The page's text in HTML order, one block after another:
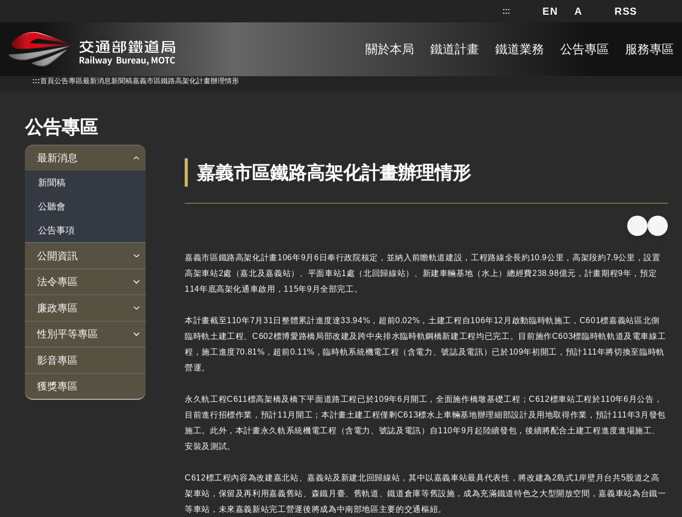
::: 網站地圖
EN A 局長信箱
RSS
關於本局 鐵道計畫 鐵道業務 公告專區 服務專區
:::首頁公告專區最新消息新聞稿嘉義市區鐵路高架化計畫辦理情形
公告專區
最新消息
新聞稿
公聽會
公告事項
公開資訊
主動公開政府資訊專區
法律及法規命令
解釋性規定及裁量基
準
政府機關資訊
行政指導有關文書
施政計畫、業務統計
及研究報告
個人資料保護專區
Open Data專區
出版品專區
雙語詞彙專區
生態檢核專區
用地取得行政透明專區
用地公告
用地法規
徵收案件資訊
臺鐵局撥入資產債務基金
專區
法令專區
法令查詢
解釋性規定及裁量基準
法令英譯徵集意見專區
訴願文件下載
相關實務判解
相關網站資源
廉政專區
揭弊者保護專區
廉政訊息
利益衝突迴避園地
公務員廉政倫理規範
公職人員財產申報園地
廉政檢舉管道
桃地計畫廉政平臺專網
桃地計畫
廉政平臺
啟動儀式及交流座談
性別平等專區
性別平等工作小組
宣傳事項
性別平等推動計畫
性別平等統計分析
性別平等影響評估
性騷擾防治
相關網站
影音專區
獲獎專區
嘉義市區鐵路高架化計畫辦理情形
嘉義市區鐵路高架化計畫106年9月6日奉行政院核定，並納入前瞻軌道建設，工程路線全長約10.9公里，高架段約7.9公里，設置
高架車站2處（嘉北及嘉義站）、平面車站1處（北回歸線站）、新建車輛基地（水上）總經費238.98億元，計畫期程9年，預定
114年底高架化通車啟用，115年9月全部完工。
本計畫截至110年7月31日整體累計進度達33.94%，超前0.02%，土建工程自106年12月啟動臨時軌施工，C601標嘉義站區北側
臨時軌土建工程、C602標博愛路橋局部改建及跨中央排水臨時軌鋼橋新建工程均已完工。目前施作C603標臨時軌軌道及電車線工
程，施工進度70.81%，超前0.11%，臨時軌系統機電工程（含電力、號誌及電訊）已於109年初開工，預計111年將切換至臨時軌
營運。
永久軌工程C611標高架橋及橋下平面道路工程已於109年6月開工，全面施作橋墩基礎工程；C612標車站工程於110年6月公告，
目前進行招標作業，預計11月開工；本計畫土建工程僅剩C613標水上車輛基地辦理細部設計及用地取得作業，預計111年3月發包
施工。此外，本計畫永久軌系統機電工程（含電力、號誌及電訊）自110年9月起陸續發包，後續將配合土建工程進度進場施工、
安裝及測試。
C612標工程內容為改建嘉北站、嘉義站及新建北回歸線站，其中以嘉義車站最具代表性，將改建為2島式1岸壁月台共5股道之高
架車站，保留及再利用嘉義舊站、森鐵月臺、舊軌道、鐵道倉庫等舊設施，成為充滿鐵道特色之大型開放空間，嘉義車站為台鐵一
等車站，未來嘉義新站完工營運後將成為中南部地區主要的交通樞紐。